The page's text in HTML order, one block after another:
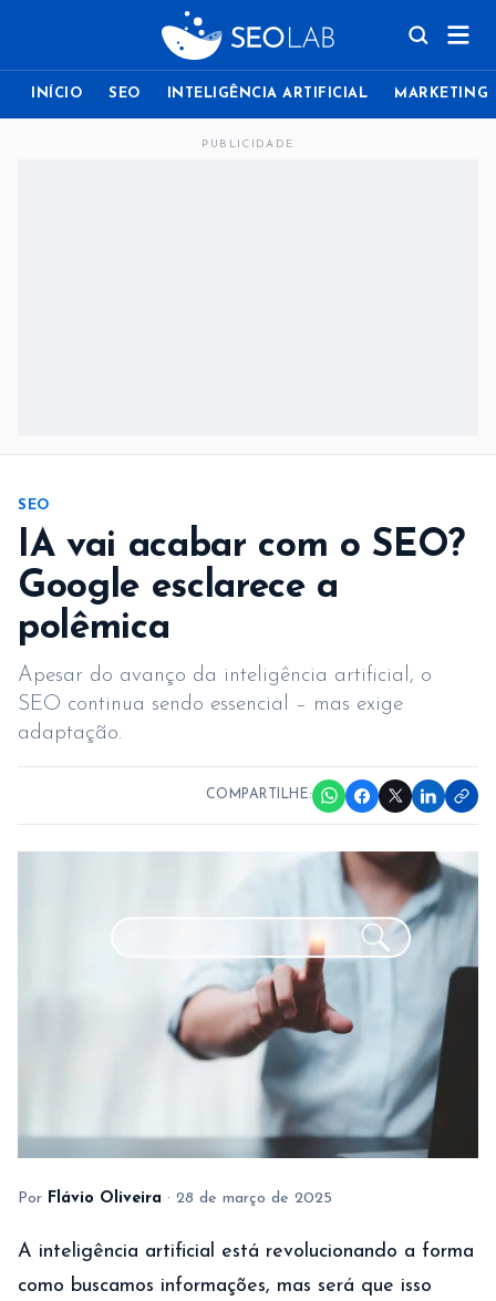
INÍCIO SEO INTELIGÊNCIA ARTIFICIAL MARKETING
PUBLICIDADE
SEO
IA vai acabar com o SEO?
Google esclarece a
polêmica
Apesar do avanço da inteligência artificial, o
SEO continua sendo essencial – mas exige
adaptação.
COMPARTILHE:
Por Flávio Oliveira · 28 de março de 2025
A inteligência artificial está revolucionando a forma
como buscamos informações, mas será que isso